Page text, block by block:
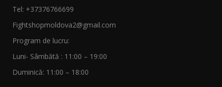
Tel: +37376766699
Fightshopmoldova2@gmail.com
Program de lucru:
Luni- Sâmbătă : 11:00 – 19:00
Duminică: 11:00 – 18:00